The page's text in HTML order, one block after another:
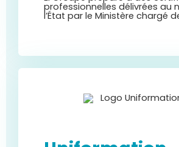
professionnelles délivrées au
l’État par le Ministère chargé